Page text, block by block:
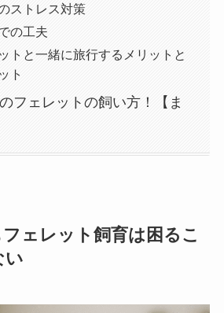
ストレス対策
の工夫
トと一緒に旅行するメリットと
ト
フェレットの飼い方！【ま
ェレット飼育は困るこ
い